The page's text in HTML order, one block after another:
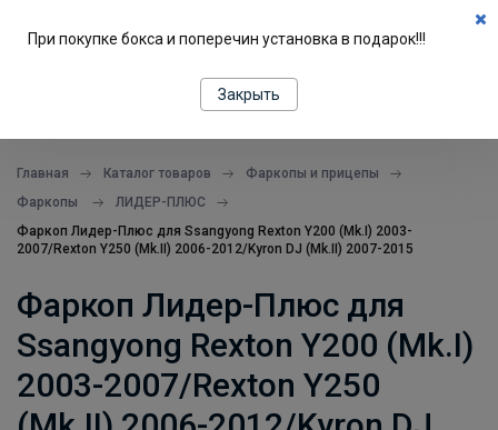
Главная Каталог товаров
Фаркопы и прицепы
Фаркопы
ЛИДЕР-ПЛЮС
Фаркоп Лидер-Плюс для Ssangyong Rexton Y200 (Mk.I) 2003-
2007/Rexton Y250 (Mk.II) 2006-2012/Kyron DJ (Mk.II) 2007-2015
Фаркоп Лидер-Плюс для
Ssangyong Rexton Y200 (Mk.I)
2003-2007/Rexton Y250
При покупке бокса и поперечин установка в подарок!!!
Закрыть